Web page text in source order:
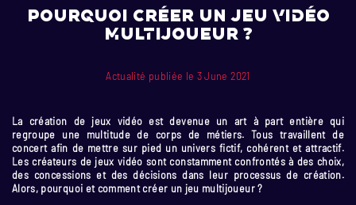
Pourquoi créer un jeu vidéo
multijoueur ?
Actualité publiée le 3 June 2021
La création de jeux vidéo est devenue un art à part entière qui
regroupe une multitude de corps de métiers. Tous travaillent de
concert afin de mettre sur pied un univers fictif, cohérent et attractif.
Les créateurs de jeux vidéo sont constamment confrontés à des choix,
des concessions et des décisions dans leur processus de création.
Alors, pourquoi et comment créer un jeu multijoueur ?